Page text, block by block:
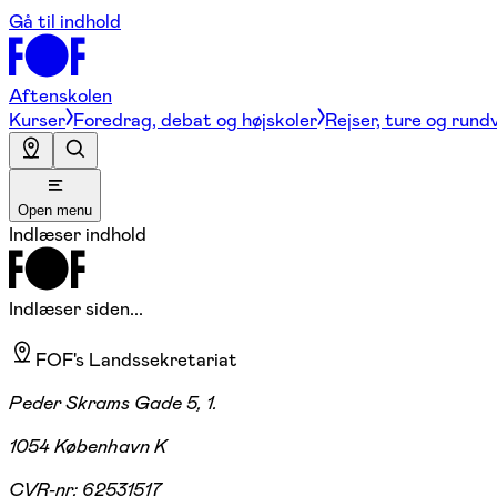
Gå til indhold
Aftenskolen
Kurser Foredrag, debat og højskoler Rejser, ture og
Open menu
Indlæser indhold
Indlæser siden...
FOF's Landssekretariat
Peder Skrams Gade 5, 1.
1054 København K
CVR-nr: 62531517